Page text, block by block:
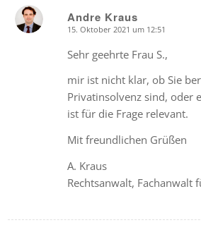
Andre Kraus
15. Oktober 2021 um 12:51
Sehr geehrte Frau S.,
mir ist nicht klar, ob Sie
Privatinsolvenz sind, oder
ist für die Frage relevant.
Mit freundlichen Grüßen
A. Kraus
Rechtsanwalt, Fachanwalt